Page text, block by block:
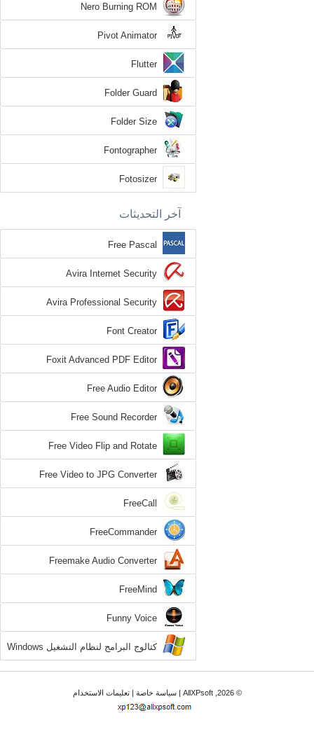
Nero Burning ROM
Pivot Animator
Flutter
Folder Guard
Folder Size
Fontographer
Fotosizer
آخر التحديثات
Free Pascal
Avira Internet Security
Avira Professional Security
Font Creator
Foxit Advanced PDF Editor
Free Audio Editor
Free Sound Recorder
Free Video Flip and Rotate
Free Video to JPG Converter
FreeCall
FreeCommander
Freemake Audio Converter
FreeMind
Funny Voice
كتالوج البرامج لنظام التشغيل Windows
XP
© 2026, AllXPsoft | سياسة خاصة|تعليمات الاستخدام